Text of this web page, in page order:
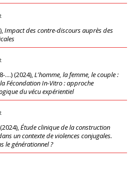
),Impact des contre-discours auprès des
....)(2024),L'homme, la femme, le couple :
Fécondation In-Vitro : approche
du vécu expérientiel
(2024),Étude clinique de la construction
un contexte de violences conjugales.
le générationnel ?